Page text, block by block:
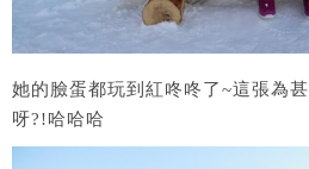
她的臉蛋都玩到紅咚咚了~這張為
呀?!哈哈哈